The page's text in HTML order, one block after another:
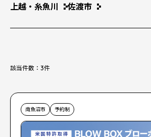
上越・糸魚川
佐渡市
該当件数： 3件
南魚沼市 予約制